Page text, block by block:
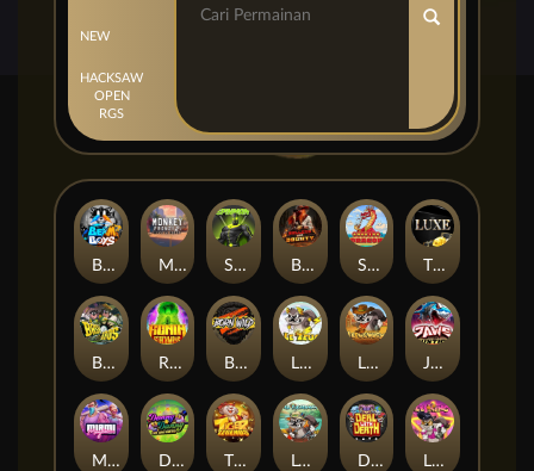
NEW
HACKSAW
OPEN
RGS
Beam Boys Monkey Frenzy 2: Boss is Here! Spinman BULLETS AND BOUNTY SMOKING DRAGON The Luxe
BASH BROS Ronin Stackways Born Wild LE ZEUS LE COWBOY JAWS OF JUSTICE
MIAMI MAYHEM DONNY AND DANNY TIGER LEGENDS Le Fisherman DEAL WITH DEATH LE KING